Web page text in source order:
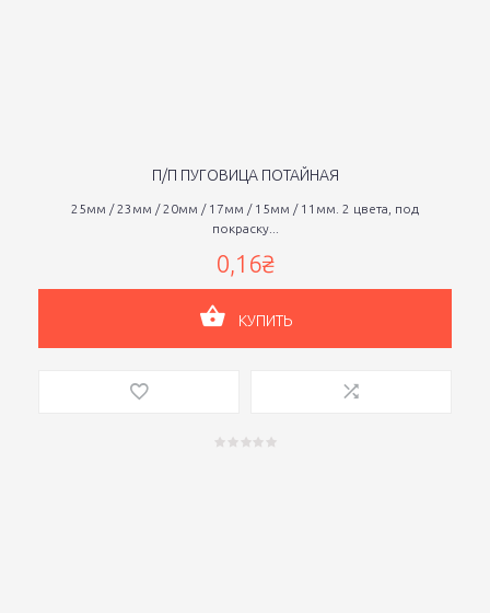
П/П ПУГОВИЦА ПОТАЙНАЯ
25мм / 23мм / 20мм / 17мм / 15мм / 11мм. 2 цвета, под
покраску...
0,16₴
КУПИТЬ